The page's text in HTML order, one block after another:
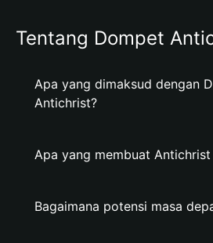
Tentang Dompet
Apa yang dimaksud dengan
Antichrist?
Apa yang membuat Antichrist
Bagaimana potensi masa